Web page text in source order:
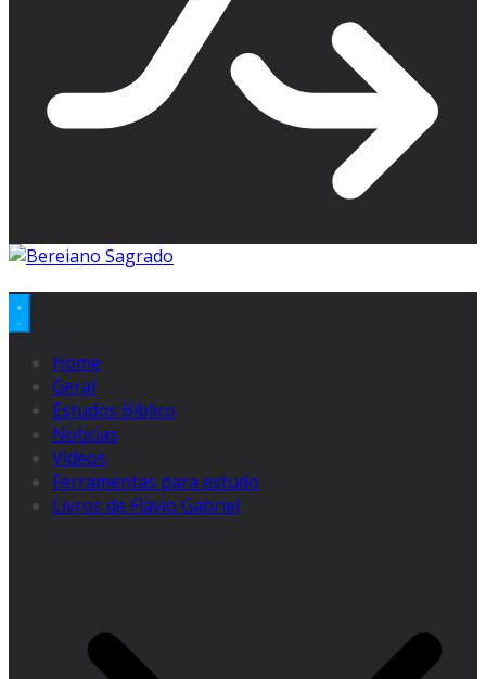
Home
Geral
Estudos Bíblico
Noticias
Videos
Ferramentas para estudo
Livros de Flávio Gabriel